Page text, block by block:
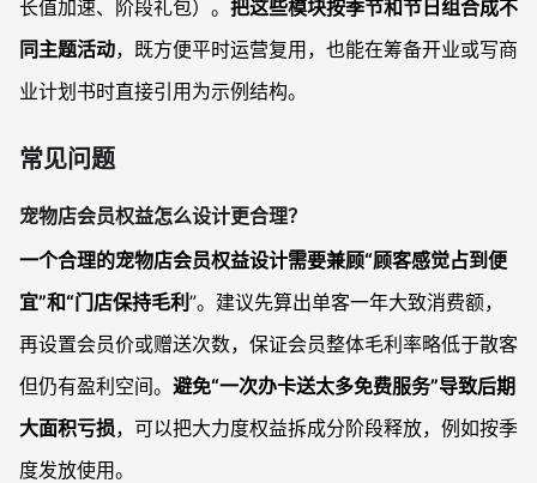
长值加速、阶段礼包）。 把这些模块按季节和节日组合成不
同主题活动，既方便平时运营复用，也能在筹备开业或写商
业计划书时直接引用为示例结构。
常见问题
宠物店会员权益怎么设计更合理？
一个合理的宠物店会员权益设计需要兼顾“顾客感觉占到便
宜”和“门店保持毛利 ”。建议先算出单客一年大致消费额，
再设置会员价或赠送次数，保证会员整体毛利率略低于散客
但仍有盈利空间。 避免“一次办卡送太多免费服务”导致后期
大面积亏损，可以把大力度权益拆成分阶段释放，例如按季
度发放使用。